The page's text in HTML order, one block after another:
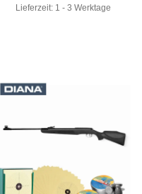
Lieferzeit: 1 - 3 Werktage